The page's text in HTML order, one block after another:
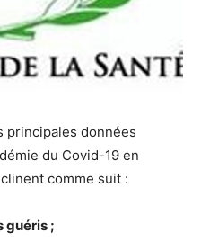
principales données
du Covid-19 en
comme suit :
guéris ;